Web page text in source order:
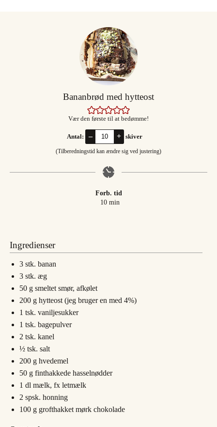
Bananbrød med hytteost
Vær den første til at bedømme!
Antal: – + skiver
(Tilberedningstid kan ændre sig ved justering)
Forb. tid
10minutter
min
Ingredienser
3 stk. banan
3 stk. æg
50 g smeltet smør, afkølet
200 g hytteost (jeg bruger en med 4%)
1 tsk. vaniljesukker
1 tsk. bagepulver
2 tsk. kanel
½ tsk. salt
200 g hvedemel
50 g finthakkede hasselnødder
1 dl mælk, fx letmælk
2 spsk. honning
100 g grofthakket mørk chokolade